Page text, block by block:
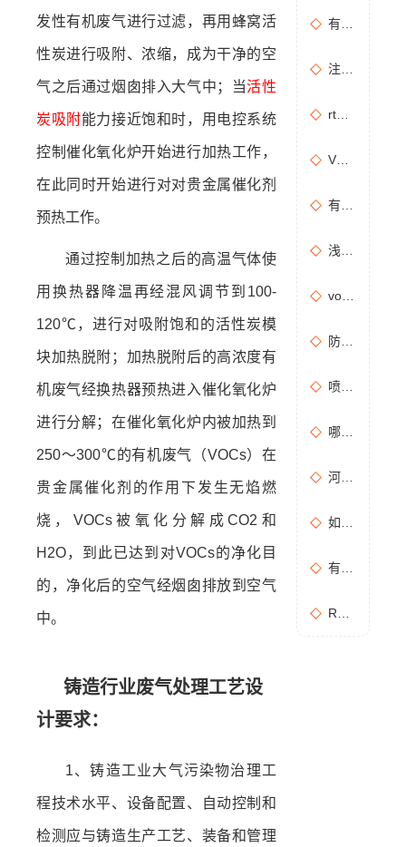
发性有机废气进行过滤，再用蜂窝活
性炭进行吸附、浓缩，成为干净的空
气之后通过烟囱排入大气中；当活性
炭吸附能力接近饱和时，用电控系统
控制催化氧化炉开始进行加热工作，
在此同时开始进行对对贵金属催化剂
预热工作。
通过控制加热之后的高温气体使
用换热器降温再经混风调节到100-
120℃，进行对吸附饱和的活性炭模
块加热脱附；加热脱附后的高浓度有
机废气经换热器预热进入催化氧化炉
进行分解；在催化氧化炉内被加热到
250～300℃的有机废气（VOCs）在
贵金属催化剂的作用下发生无焰燃
烧，VOCs被氧化分解成CO2和
H2O，到此已达到对VOCs的净化目
的，净化后的空气经烟囱排放到空气
中。
铸造行业废气处理工艺设
计要求：
1、铸造工业大气污染物治理工
程技术水平、设备配置、自动控制和
检测应与铸造生产工艺、装备和管理